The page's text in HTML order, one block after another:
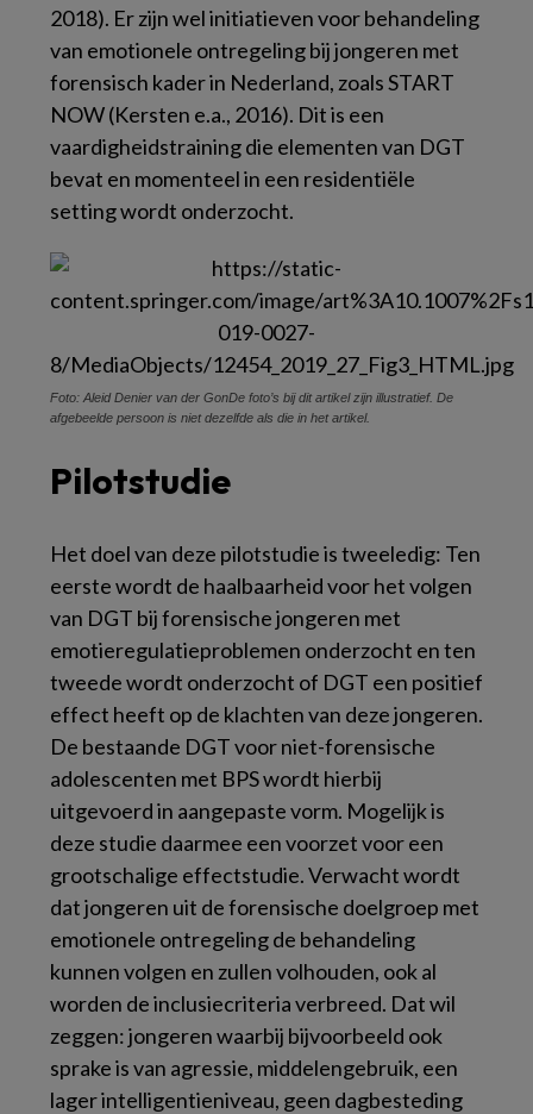
2018). Er zijn wel initiatieven voor behandeling
van emotionele ontregeling bij jongeren met
forensisch kader in Nederland, zoals START
NOW (Kersten e.a., 2016). Dit is een
vaardigheidstraining die elementen van DGT
bevat en momenteel in een residentiële
setting wordt onderzocht.
Foto: Aleid Denier van der GonDe foto’s bij dit artikel zijn illustratief. De
afgebeelde persoon is niet dezelfde als die in het artikel.
Pilotstudie
Het doel van deze pilotstudie is tweeledig: Ten
eerste wordt de haalbaarheid voor het volgen
van DGT bij forensische jongeren met
emotieregulatieproblemen onderzocht en ten
tweede wordt onderzocht of DGT een positief
effect heeft op de klachten van deze jongeren.
De bestaande DGT voor niet-forensische
adolescenten met BPS wordt hierbij
uitgevoerd in aangepaste vorm. Mogelijk is
deze studie daarmee een voorzet voor een
grootschalige effectstudie. Verwacht wordt
dat jongeren uit de forensische doelgroep met
emotionele ontregeling de behandeling
kunnen volgen en zullen volhouden, ook al
worden de inclusiecriteria verbreed. Dat wil
zeggen: jongeren waarbij bijvoorbeeld ook
sprake is van agressie, middelengebruik, een
lager intelligentieniveau, geen dagbesteding